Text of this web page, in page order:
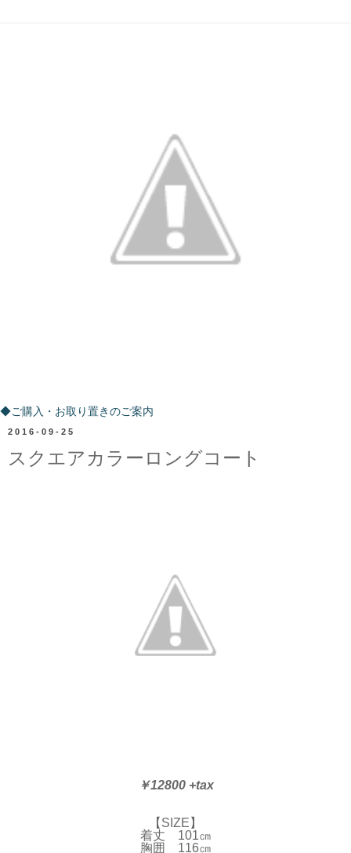
◆ご購入・お取り置きのご案内
2016-09-25
スクエアカラーロングコート
￥12800 +tax
【SIZE】
着丈 101㎝
胸囲 116㎝